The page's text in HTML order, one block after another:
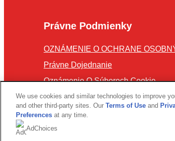
Právne Podmienky
OZNÁMENIE O OCHRANE
Nastavenia súborov cookie
Právne Dojednanie
Oznámenie O Súboroch Cookie
Prístupnosť
We use cookies and similar technologies to improve
and other third-party sites. Our Terms of Use and
Preferences at any time.
AdChoices